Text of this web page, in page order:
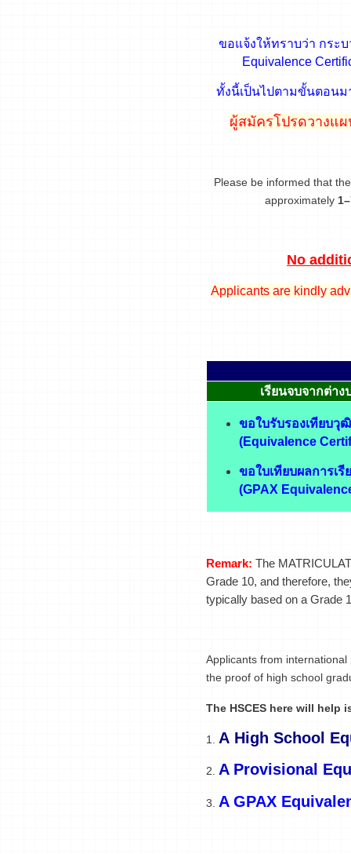
ขอแจ้งให้ทราบว่า กระ
Equivalence
ทั้งนี้เป็นไปตามขั้นตอน
ผู้สมัครโปรดวางแผ
Please be informed that
approximately
No
Applicants are kindly
เรียนจบจากต่าง
ขอใบรับรองเทียบวุ
(Equivalence
ขอใบเทียบผลการเรี
(GPAX
Remark: The
Grade 10, and therefore,
typically based on a Grade
Applicants from
the proof of high school
The HSCES here will help
1. A High School
2. A Provisional
3. A GPAX